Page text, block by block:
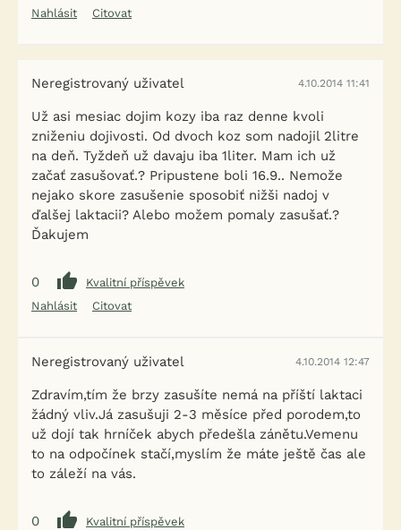
Nahlásit
Citovat
Neregistrovaný uživatel 4.10.2014 11:41
Už asi mesiac dojim kozy iba raz denne kvoli
zniženiu dojivosti. Od dvoch koz som nadojil 2litre
na deň. Tyždeň už davaju iba 1liter. Mam ich už
začať zasušovať.? Pripustene boli 16.9.. Nemože
nejako skore zasušenie sposobiť nižši nadoj v
ďalšej laktacii? Alebo možem pomaly zasušať.?
Ďakujem
0
Kvalitní příspěvek
Nahlásit
Citovat
Neregistrovaný uživatel 4.10.2014 12:47
Zdravím,tím že brzy zasušíte nemá na příští laktaci
žádný vliv.Já zasušuji 2-3 měsíce před porodem,to
už dojí tak hrníček abych předešla zánětu.Vemenu
to na odpočínek stačí,myslím že máte ještě čas ale
to záleží na vás.
0
Kvalitní příspěvek